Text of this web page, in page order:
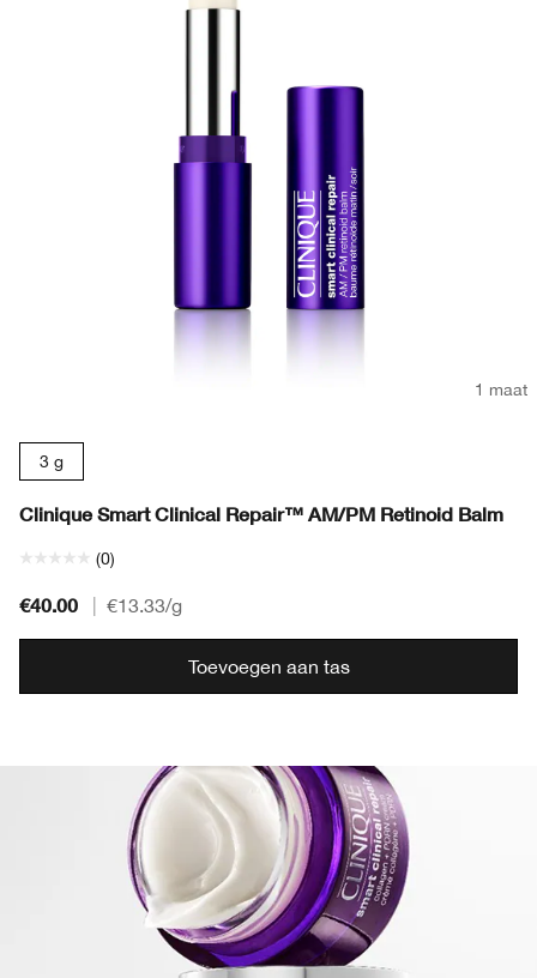
1 maat
3 g
Clinique Smart Clinical Repair™ AM/PM Retinoid Balm
(0)
€40.00 €13.33/g
Toevoegen aan tas